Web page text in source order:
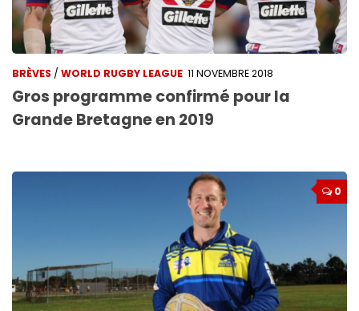
BRÈVES / WORLD RUGBY LEAGUE 11 NOVEMBRE 2018
Gros programme confirmé pour la
Grande Bretagne en 2019
0